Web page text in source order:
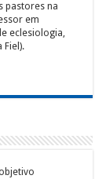
pastores na
em
eclesiologia,
Fiel).